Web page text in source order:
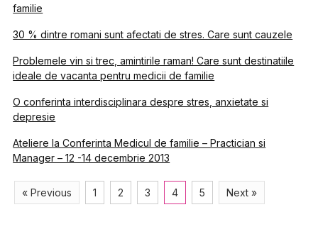
familie
30 % dintre romani sunt afectati de stres. Care sunt cauzele
Problemele vin si trec, amintirile raman! Care sunt destinatiile
ideale de vacanta pentru medicii de familie
O conferinta interdisciplinara despre stres, anxietate si
depresie
Ateliere la Conferinta Medicul de familie – Practician si
Manager – 12 -14 decembrie 2013
« Previous 1 2 3 4 5 Next »